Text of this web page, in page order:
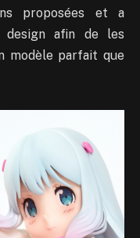
proposées et a
design afin de les
modèle parfait que